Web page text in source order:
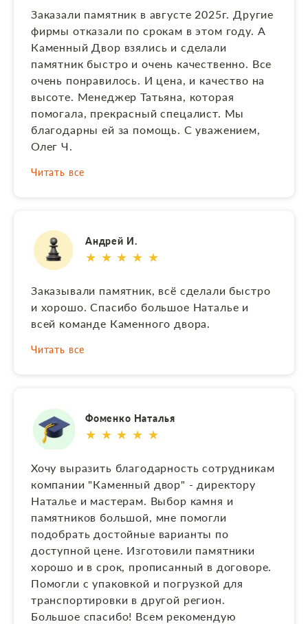
установке Алексею. Всё вы большие
профессионалы! Отдельная благодарность
художнику, выполнившему портрет мамы!
Памятник ставили на газон 60×60,
подхоронение к папе. Получилось в одном
стиле (продумывали с Наташей схожесть
камня, портрет и шрифт на памятнике) .
Солидно и красиво! Работы выполнялись
быстро, в срок и с учетом наших просьб.
Спасибо!
Заказали памятник в августе 2025г. Другие
фирмы отказали по срокам в этом году. А
Каменный Двор взялись и сделали
памятник быстро и очень качественно. Все
очень понравилось. И цена, и качество на
высоте. Менеджер Татьяна, которая
помогала, прекрасный спецалист. Мы
благодарны ей за помощь. С уважением,
Олег Ч.
Читать все
Андрей И.
★ ★ ★ ★ ★
Заказывали памятник, всё сделали быстро
и хорошо. Спасибо большое Наталье и
всей команде Каменного двора.
Читать все
Фоменко Наталья
★ ★ ★ ★ ★
Хочу выразить благодарность сотрудникам
компании "Каменный двор" - директору
Наталье и мастерам. Выбор камня и
памятников большой, мне помогли
подобрать достойные варианты по
доступной цене. Изготовили памятники
хорошо и в срок, прописанный в договоре.
Помогли с упаковкой и погрузкой для
транспортировки в другой регион.
Большое спасибо! Всем рекомендую